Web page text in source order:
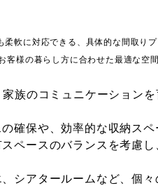
軟に対応できる、具体的な間取り
様の暮らし方に合わせた最適な空
族のコミュニケーション
確保や、効率的な収納スペ
ペースのバランスを考慮
シアタールームなど、個